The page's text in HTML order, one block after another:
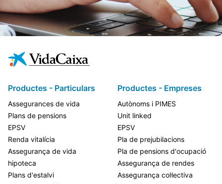
Productes - Particulars
Assegurances de vida
Plans de pensions
EPSV
Renda vitalícia
Assegurança de vida
hipoteca
Plans d'estalvi
Productes - Empreses
Autònoms i PIMES
Unit linked
EPSV
Pla de prejubilacions
Pla de pensions d'ocupació
Assegurança de rendes
Assegurança col·lectiva